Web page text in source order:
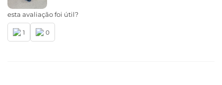
esta avaliação foi útil?
1 0